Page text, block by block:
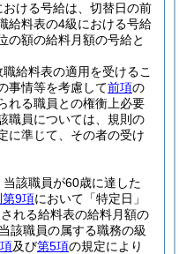
ける号給は、切替日の前
給料表の4級における号給
の額の給料月額の号給と
給料表の適用を受けるこ
事情等を考慮して前項の
れる職員との権衡上必要
職員については、規則の
に準じて、その者の受け
該職員が60歳に達した
第9項において「特定日」
れる給料表の給料月額の
該職員の属する職務の級
及び第5項の規定により